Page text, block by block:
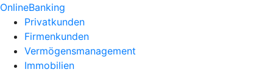
OnlineBanking
Privatkunden
Firmenkunden
Vermögensmanagement
Immobilien